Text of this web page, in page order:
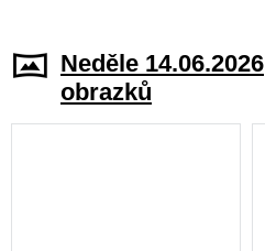
Neděle 14.06.2026
obrazků